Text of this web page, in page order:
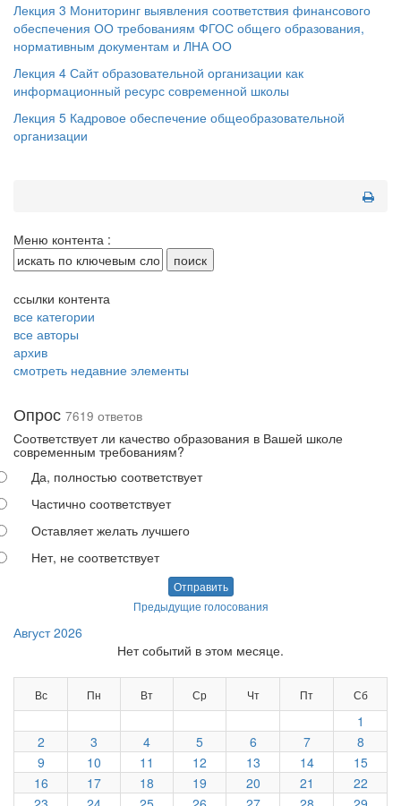
Лекция 3 Мониторинг выявления соответствия финансового
обеспечения ОО требованиям ФГОС общего образования,
нормативным документам и ЛНА ОО
Лекция 4 Сайт образовательной организации как
информационный ресурс современной школы
Лекция 5 Кадровое обеспечение общеобразовательной
организации
Меню контента :
ссылки контента
все категории
все авторы
архив
смотреть недавние элементы
Опрос 7619 ответов
Соответствует ли качество образования в Вашей школе
современным требованиям?
Да, полностью соответствует
Частично соответствует
Оставляет желать лучшего
Нет, не соответствует
Отправить
Предыдущие голосования
Август 2026
Нет событий в этом месяце.
Вс Пн Вт Ср Чт Пт Сб
1
2
3 4 5 6 7
8
9
10 11 12 13 14
15
16
17 18 19 20 21
22